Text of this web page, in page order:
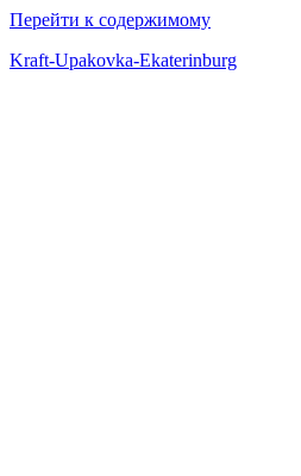
Перейти к содержимому
Kraft-Upakovka-Ekaterinburg